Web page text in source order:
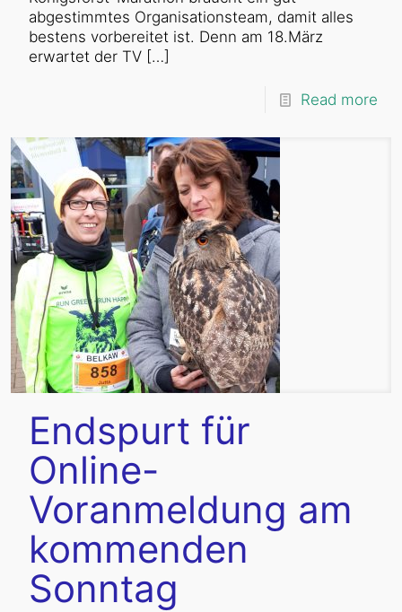
abgestimmtes Organisationsteam, damit alles
bestens vorbereitet ist. Denn am 18.März
erwartet der TV […]
Read more
Endspurt für
Online-
Voranmeldung am
kommenden
Sonntag